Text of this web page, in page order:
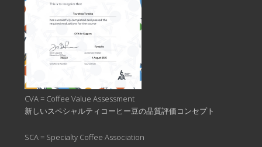
CVA = Coffee Value Assessment
新しいスペシャルティコーヒー豆の品質評価コンセプト
SCA = Specialty Coffee Association